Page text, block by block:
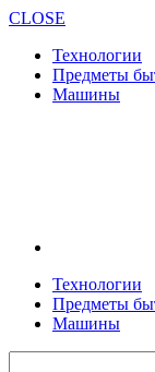
CLOSE
Технологии
Предметы
Машины
Технологии
Предметы
Машины